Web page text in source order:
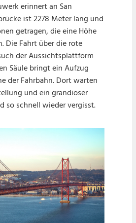
erinnert an San
ist 2278 Meter lang und
getragen, die eine Höhe
Die Fahrt über die rote
der Aussichtsplattform
Säule bringt ein Aufzug
der Fahrbahn. Dort warten
und ein grandioser
so schnell wieder vergisst.